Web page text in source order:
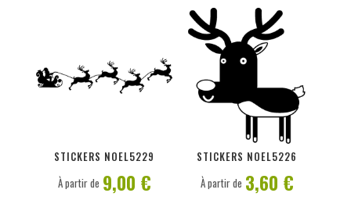
STICKERS NOEL5229
À partir de 9,00 €
STICKERS NOEL5226
PERSONNALISER
À partir de 3,60 €